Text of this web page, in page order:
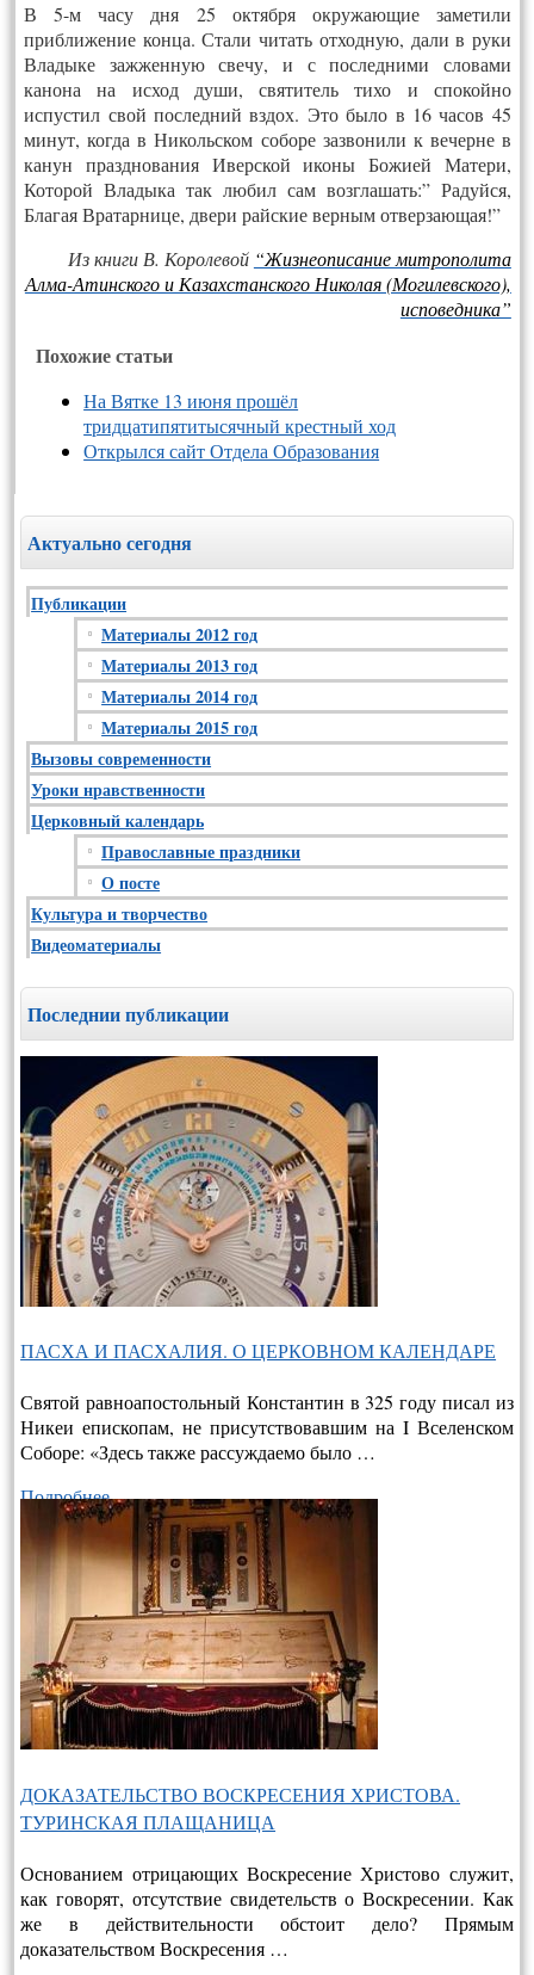
В 5-м часу дня 25 октября окружающие заметили
приближение конца. Стали читать отходную, дали в руки
Владыке зажженную свечу, и с последними словами
канона на исход души, святитель тихо и спокойно
испустил свой последний вздох. Это было в 16 часов 45
минут, когда в Никольском соборе зазвонили к вечерне в
канун празднования Иверской иконы Божией Матери,
Которой Владыка так любил сам возглашать:” Радуйся,
Благая Вратарнице, двери райские верным отверзающая!”
Из книги В. Королевой “Жизнеописание митрополита
Алма-Атинского и Казахстанского Николая (Могилевского),
исповедника”
Похожие статьи
На Вятке 13 июня прошёл
тридцатипятитысячный крестный ход
Открылся сайт Отдела Образования
Актуально сегодня
Публикации
Материалы 2012 год
Материалы 2013 год
Материалы 2014 год
Материалы 2015 год
Вызовы современности
Уроки нравственности
Церковный календарь
Православные праздники
О посте
Культура и творчество
Видеоматериалы
Последнии публикации
ПАСХА И ПАСХАЛИЯ. О ЦЕРКОВНОМ КАЛЕНДАРЕ
Святой равноапостольный Константин в 325 году писал из
Никеи епископам, не присутствовавшим на I Вселенском
Соборе: «Здесь также рассуждаемо было …
Подробнее…
ДОКАЗАТЕЛЬСТВО ВОСКРЕСЕНИЯ ХРИСТОВА.
ТУРИНСКАЯ ПЛАЩАНИЦА
Основанием отрицающих Воскресение Христово служит,
как говорят, отсутствие свидетельств о Воскресении. Как
же в действительно­сти обстоит дело? Прямым
доказательством Воскресения …